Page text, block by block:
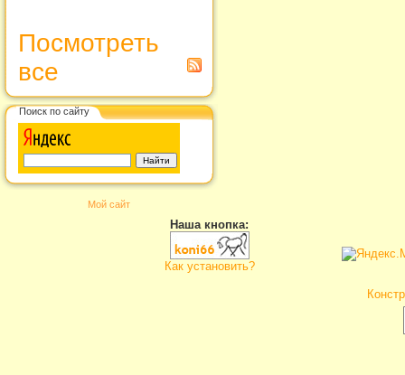
Посмотреть
все
Поиск по сайту
Мой сайт
Наша кнопка:
Как установить?